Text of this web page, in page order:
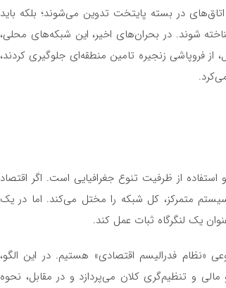
در بسته پایتخت تدوین می‌شوند؛ بلکه باید
شوند. در بحران‌های اخیر، این شبکه‌های محلی،
از فروپاشی زنجیره تامین منطقه‌ای جلوگیری کردند،
از ظرفیت تنوع جغرافیایی است. اگر اقتصاد
متمرکز، کل شبکه را مختل می‌کند. اما در یک
یک لنگرگاه ثبات عمل کند.
«نظام فدرالیسم اقتصادی» هستیم. در این الگو،
و تنظیم‌گری کلان می‌پردازد و در مقابل، نحوه